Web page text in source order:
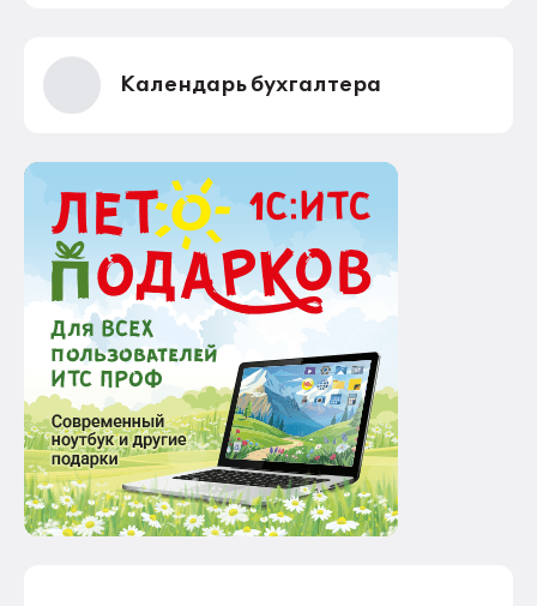
Календарь бухгалтера